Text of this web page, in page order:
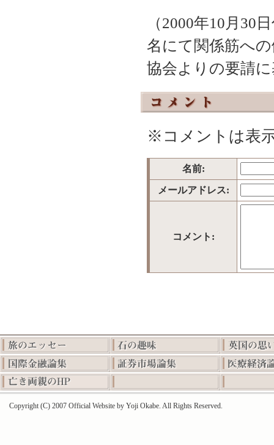
（2000年10月30
名にて関係筋へ
協会よりの要請
※コメントは表
名前:
メールアドレス:
コメント:
Copyright (C) 2007 Official Website by Yoji Okabe. All Rights Reserved.